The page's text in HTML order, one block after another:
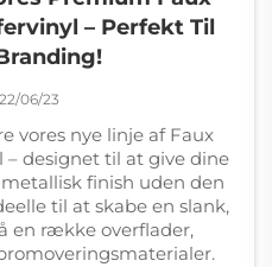
– Perfekt Til
06/23
vores nye linje af Faux
designet til at give dine
finish uden den
til at skabe en slank,
række overflader,